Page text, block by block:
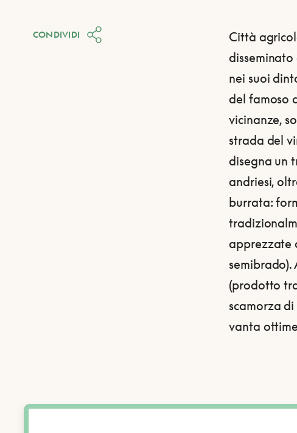
Città
nei suoi
del famoso
vicinanze,
strada del
disegna un
andriesi,
burrata:
apprezzate
(prodotto
scamorza
vanta
CONDIVIDI